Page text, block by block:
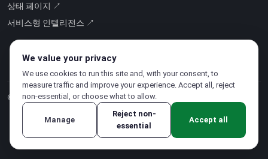
상태 페이지 ↗
서비스형 인텔리전스 ↗
© 2026 CloudSigma Holding AG.모든 권리 보유
개인정보처리방침·서비스 약관
We value your privacy
We use cookies to run this site and, with your consent, to
measure traffic and improve your experience. Accept all, reject
non-essential, or choose what to allow.
Manage
Reject non-
essential
Accept all